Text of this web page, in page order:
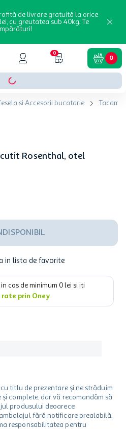
de livrare gratuită la orice
cu greutatea sub 40kg. Te
0
0
si Accesorii bucatarie
Rosenthal, otel
in lista de favorite
cos de minimum 0 lei si iti
prin Oney
titlu de prezentare și ne străduim
complete, dar vă recomandăm să
produsului deoarece
fără notificare prealabilă.
responsabilitatea pentru